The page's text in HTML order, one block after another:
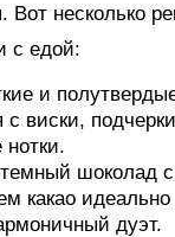
Вот несколько
с едой:
и
с виски,
темный шоколад
какао идеально
дуэт.